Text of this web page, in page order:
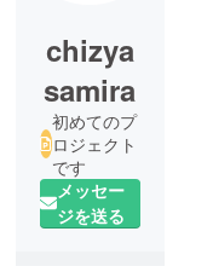
chizya
samira
初めてのプ
ロジェクト
です
メッセー
ジを送る